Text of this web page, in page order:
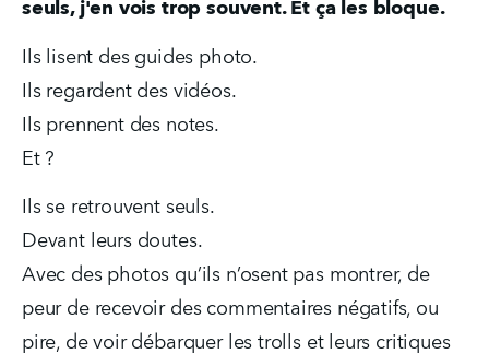
seuls, j'en vois trop souvent. Et ça les bloque.
Ils lisent des guides photo.
Ils regardent des vidéos.
Ils prennent des notes.
Et ?
Ils se retrouvent seuls.
Devant leurs doutes.
Avec des photos qu’ils n’osent pas montrer, de
peur de recevoir des commentaires négatifs, ou
pire, de voir débarquer les trolls et leurs critiques